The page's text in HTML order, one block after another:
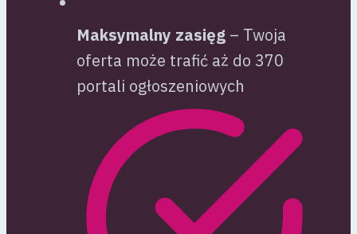
Maksymalny zasięg – Twoja
oferta może trafić aż do 370
portali ogłoszeniowych